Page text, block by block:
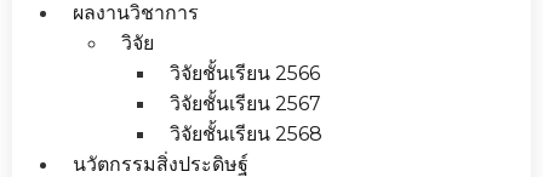
ผลงานวิชาการ
วิจัย
วิจัยชั้นเรียน 2566
วิจัยชั้นเรียน 2567
วิจัยชั้นเรียน 2568
นวัตกรรมสิ่งประดิษฐ์